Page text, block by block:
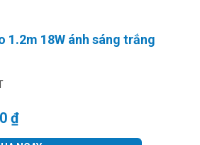
1.2m 18W ánh sáng trắng
là: 150.800 ₫.
₫Giá hiện tại là: 113.100 ₫.